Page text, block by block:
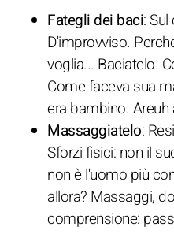
Fategli dei baci:
D'improvviso.
voglia... Baciatelo.
Come faceva sua
era bambino. Areuh
Massaggiatelo:
Sforzi fisici: non il
non è l'uomo più
allora? Massaggi,
comprensione: